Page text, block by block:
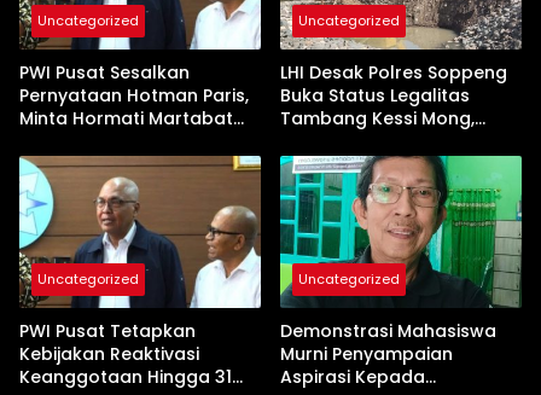
Uncategorized
PWI Pusat Sesalkan
Pernyataan Hotman Paris,
Minta Hormati Martabat
Kemerdekaan Pers
Uncategorized
LHI Desak Polres Soppeng
Buka Status Legalitas
Tambang Kessi Mong,
Uncategorized
PWI Pusat Tetapkan
Kebijakan Reaktivasi
Keanggotaan Hingga 31
Uncategorized
Demonstrasi Mahasiswa
Murni Penyampaian
Aspirasi Kepada